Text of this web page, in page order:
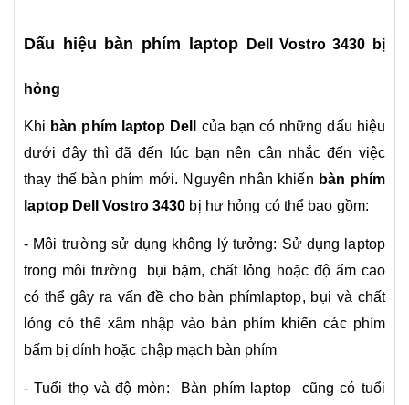
Dấu hiệu bàn phím laptop Dell Vostro 3430 bị
hỏng
Khi bàn phím laptop Dell
của bạn có những dấu hiệu
dưới đây thì đã đến lúc bạn nên cân nhắc đến việc
thay thế bàn phím mới. Nguyên nhân khiến bàn phím
laptop Dell Vostro 3430 bị hư hỏng có thể bao gồm:
- Môi trường sử dụng không lý tưởng: Sử dụng laptop
trong môi trường bụi bặm, chất lỏng hoặc độ ẩm cao
có thể gây ra vấn đề cho bàn phímlaptop, bụi và chất
lỏng có thể xâm nhập vào bàn phím khiến các phím
bấm bị dính hoặc chập mạch bàn phím
- Tuổi thọ và độ mòn: Bàn phím laptop cũng có tuổi